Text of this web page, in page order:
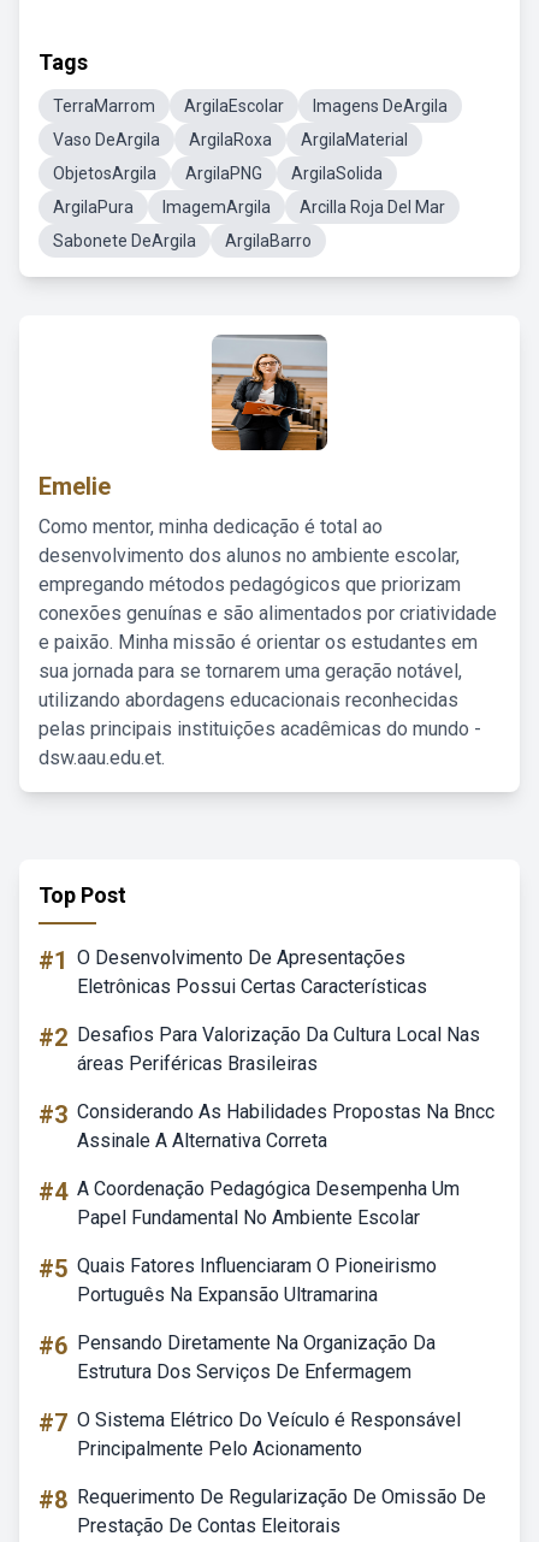
Tags
TerraMarrom ArgilaEscolar
Imagens DeArgila
Vaso DeArgila
ArgilaRoxa
ArgilaMaterial
ObjetosArgila
ArgilaPNG
ArgilaSolida
ArgilaPura
ImagemArgila
Arcilla Roja Del Mar
Sabonete DeArgila
ArgilaBarro
Emelie
Como mentor, minha dedicação é total ao
desenvolvimento dos alunos no ambiente escolar,
empregando métodos pedagógicos que priorizam
conexões genuínas e são alimentados por criatividade
e paixão. Minha missão é orientar os estudantes em
sua jornada para se tornarem uma geração notável,
utilizando abordagens educacionais reconhecidas
pelas principais instituições acadêmicas do mundo -
dsw.aau.edu.et.
Top Post
#1 O Desenvolvimento De Apresentações
Eletrônicas Possui Certas Características
#2 Desafios Para Valorização Da Cultura Local Nas
áreas Periféricas Brasileiras
#3 Considerando As Habilidades Propostas Na Bncc
Assinale A Alternativa Correta
#4 A Coordenação Pedagógica Desempenha Um
Papel Fundamental No Ambiente Escolar
#5 Quais Fatores Influenciaram O Pioneirismo
Português Na Expansão Ultramarina
#6 Pensando Diretamente Na Organização Da
Estrutura Dos Serviços De Enfermagem
#7 O Sistema Elétrico Do Veículo é Responsável
Principalmente Pelo Acionamento
#8 Requerimento De Regularização De Omissão De
Prestação De Contas Eleitorais